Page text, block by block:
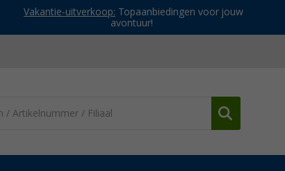
Vakantie-uitverkoop: Topaanbiedingen voor jouw
avontuur!